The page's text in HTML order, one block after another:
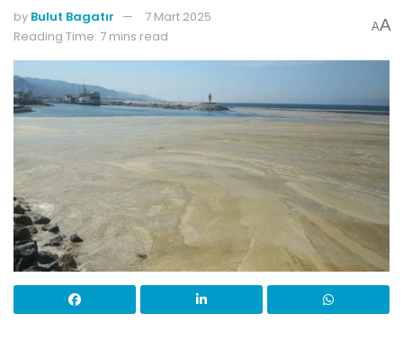
by Bulut Bagatır
7 Mart 2025
Reading Time: 7 mins read
AA